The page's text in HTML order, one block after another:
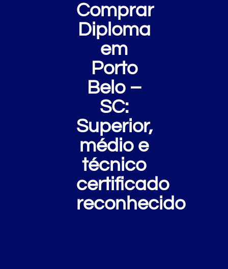
Comprar
Diploma
em
Porto
Belo –
SC:
Superior,
médio e
técnico
certificado
reconhecido